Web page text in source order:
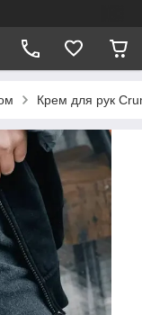
Крем для рук